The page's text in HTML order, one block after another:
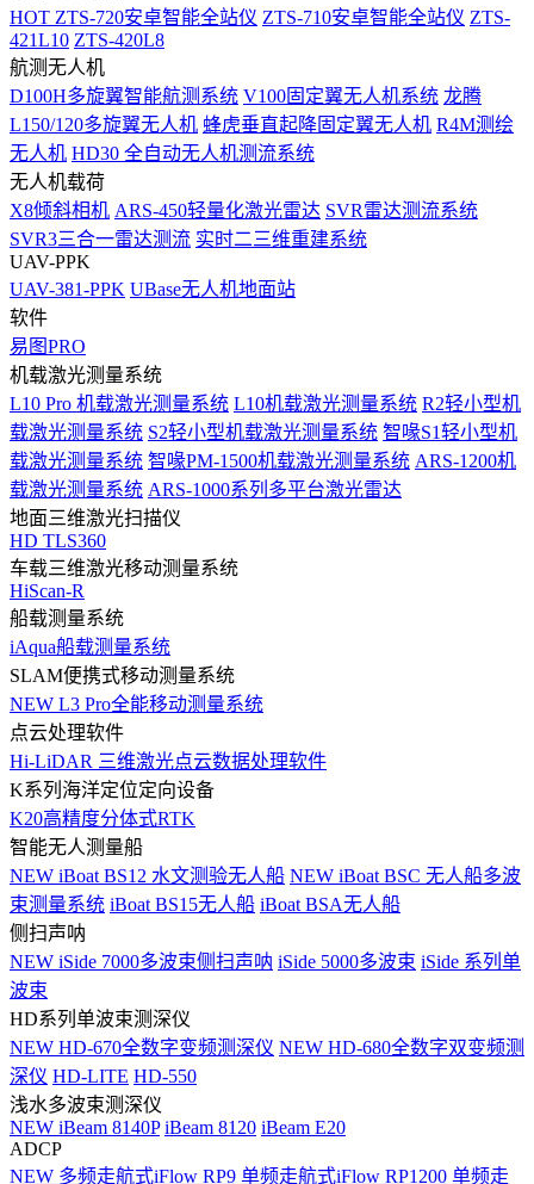
HOT ZTS-720安卓智能全站仪 ZTS-710安卓智能全站仪 ZTS-
421L10 ZTS-420L8
航测无人机
D100H多旋翼智能航测系统 V100固定翼无人机系统 龙腾
L150/120多旋翼无人机 蜂虎垂直起降固定翼无人机 R4M测绘
无人机 HD30 全自动无人机测流系统
无人机载荷
X8倾斜相机 ARS-450轻量化激光雷达 SVR雷达测流系统
SVR3三合一雷达测流 实时二三维重建系统
UAV-PPK
UAV-381-PPK UBase无人机地面站
软件
易图PRO
机载激光测量系统
L10 Pro 机载激光测量系统 L10机载激光测量系统 R2轻小型机
载激光测量系统 S2轻小型机载激光测量系统 智喙S1轻小型机
载激光测量系统 智喙PM-1500机载激光测量系统 ARS-1200机
载激光测量系统 ARS-1000系列多平台激光雷达
地面三维激光扫描仪
HD TLS360
车载三维激光移动测量系统
HiScan-R
船载测量系统
iAqua船载测量系统
SLAM便携式移动测量系统
NEW L3 Pro全能移动测量系统
点云处理软件
Hi-LiDAR 三维激光点云数据处理软件
K系列海洋定位定向设备
K20高精度分体式RTK
智能无人测量船
NEW iBoat BS12 水文测验无人船 NEW iBoat BSC 无人船多波
束测量系统 iBoat BS15无人船 iBoat BSA无人船
侧扫声呐
NEW iSide 7000多波束侧扫声呐 iSide 5000多波束 iSide 系列单
波束
HD系列单波束测深仪
NEW HD-670全数字变频测深仪 NEW HD-680全数字双变频测
深仪 HD-LITE HD-550
浅水多波束测深仪
NEW iBeam 8140P iBeam 8120 iBeam E20
ADCP
NEW 多频走航式iFlow RP9 单频走航式iFlow RP1200 单频走